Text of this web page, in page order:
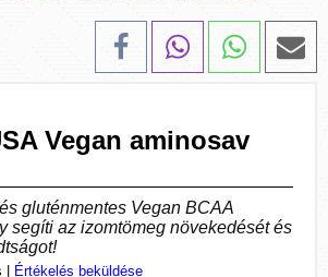
Vegan aminosav
gluténmentes Vegan BCAA
segíti az izomtömeg növekedését és
Értékelés beküldése